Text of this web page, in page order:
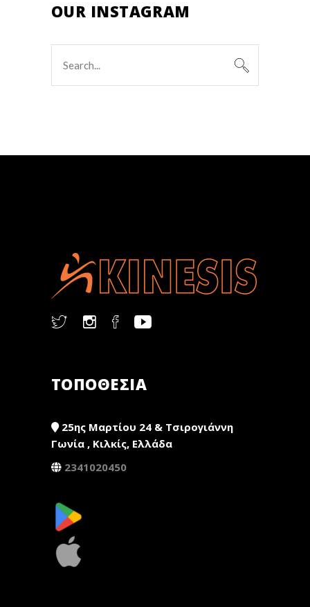
OUR INSTAGRAM
for:
ΤΟΠΟΘΕΣΙΑ
25ης Μαρτίου 24 & Τσιρογιάννη
Γωνία , Κιλκίς, Ελλάδα
2341020450